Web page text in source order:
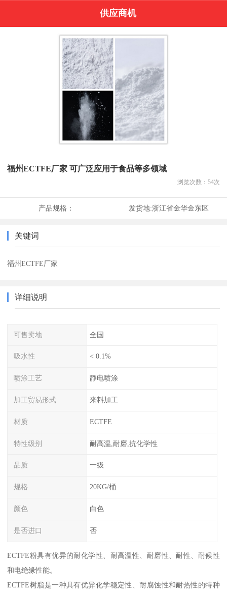
供应商机
福州ECTFE厂家 可广泛应用于食品等多领域
浏览次数： 54次
产品规格： 发货地:浙江省金华金东区
关键词
福州ECTFE厂家
详细说明
可售卖地 全国
吸水性 < 0.1%
喷涂工艺 静电喷涂
加工贸易形式 来料加工
材质 ECTFE
特性级别 耐高温,耐磨,抗化学性
品质 一级
规格 20KG/桶
颜色 白色
是否进口 否
ECTFE粉具有优异的耐化学性、耐高温性、耐磨性、耐性、耐候性
和电绝缘性能。
ECTFE树脂是一种具有优异化学稳定性、耐腐蚀性和耐热性的特种